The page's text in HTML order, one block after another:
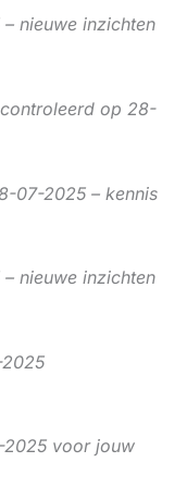
nieuwe inzichten
op 28-
07-2025 – kennis
nieuwe inzichten
voor jouw